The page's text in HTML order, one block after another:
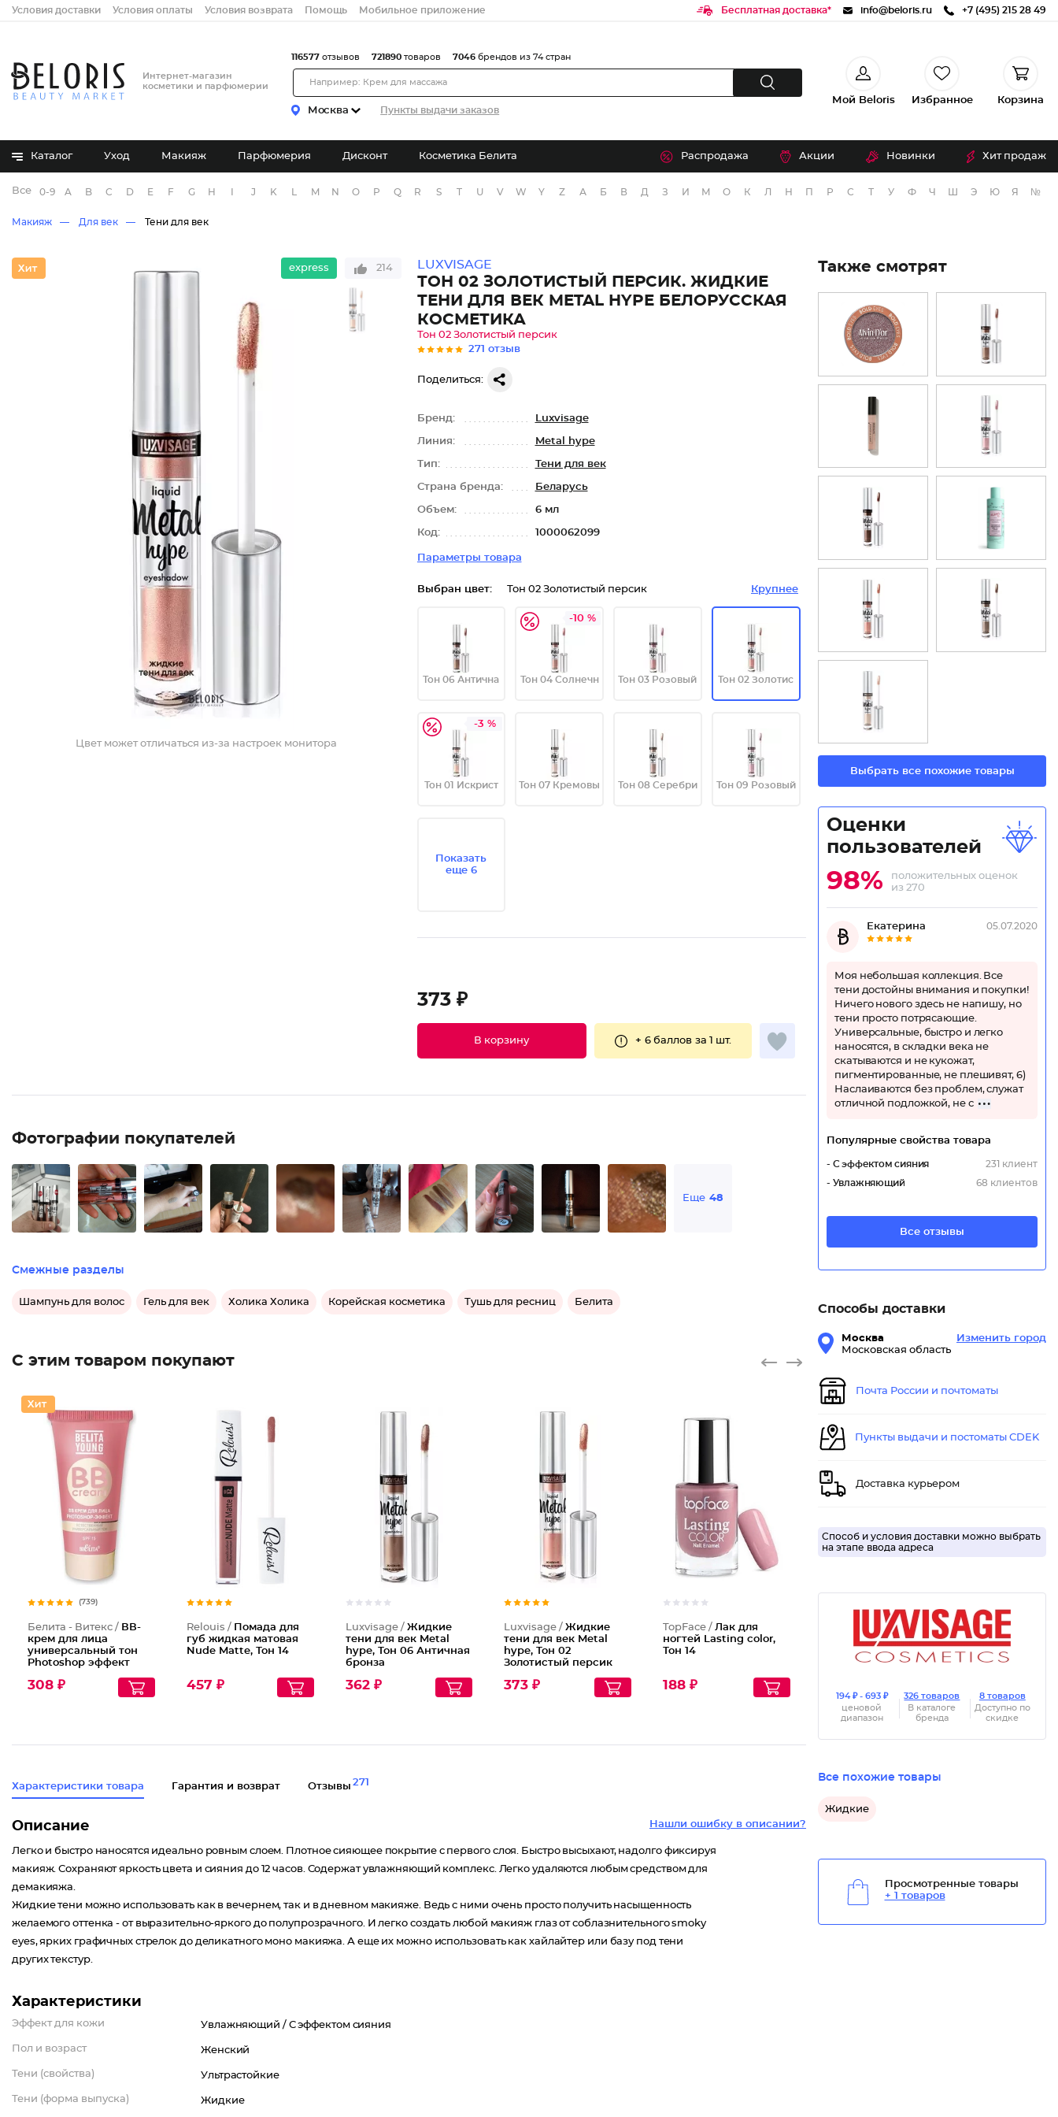
Условия доставки Условия оплаты Условия возврата Помощь Мобильное приложение Бесплатная доставка* info@beloris.ru +7 (495) 215 28 49
Интернет-магазин
косметики и парфюмерии
Москва Пункты выдачи заказов
116577 отзывов 721890 товаров 7046 брендов из 74 стран
Мой Beloris Избранное Корзина
Каталог Уход Макияж Парфюмерия Дисконт Косметика Белита Распродажа Акции Новинки Хит продаж
Все бренды
0-9 A B C D E F G H J K M N O P Q R S T U V W Y Z А Б В Д З И М О К Л Н П Р С Т У Ф Ч Э Ю Я №
Макияж Для век Тени для век
express 214
Цвет может отличаться из-за настроек монитора
LUXVISAGE
ТОН 02 ЗОЛОТИСТЫЙ ПЕРСИК. ЖИДКИЕ
ТЕНИ ДЛЯ ВЕК METAL HYPE БЕЛОРУССКАЯ
КОСМЕТИКА
Тон 02 Золотистый персик
271 отзыв
Поделиться:
Бренд: Luxvisage
Линия: Metal hype
Тип: Тени для век
Страна бренда: Беларусь
Объем: 6 мл
Код: 1000062099
Параметры товара
Выбран цвет: Тон 02 Золотистый персик Крупнее
Тон 06 Антична
-10 %
Тон 04 Солнечн Тон 03 Розовый Тон 02 Золотис
-3 %
Тон 01 Искрист Тон 07 Кремовы Тон 08 Серебри Тон 09 Розовый
Показать
еще 6
373 ₽
В корзину + 6 баллов за 1 шт.
Фотографии покупателей
Еще 48
Смежные разделы
Шампунь для волос Гель для век Холика Холика Корейская косметика Тушь для ресниц Белита
С этим товаром покупают
(739)
Белита - Витекс / ВВ-
крем для лица
универсальный тон
Photoshop эффект
308 ₽
Relouis / Помада для
губ жидкая матовая
Nude Matte, Тон 14
457 ₽
Luxvisage / Жидкие
тени для век Metal
hype, Тон 06 Античная
бронза
362 ₽
Luxvisage /Жидкие
тени для век Metal
hype, Тон 02
Золотистый персик
373 ₽
TopFace /Лак для
ногтей Lasting color,
Тон 14
188 ₽
Характеристики товара Гарантия и возврат Отзывы 271
Нашли ошибку в описании?
Описание
Легко и быстро наносятся идеально ровным слоем. Плотное сияющее покрытие с первого слоя. Быстро высыхают, надолго фиксируя
макияж. Сохраняют яркость цвета и сияния до 12 часов. Содержат увлажняющий комплекс. Легко удаляются любым средством для
демакияжа.
Жидкие тени можно использовать как в вечернем, так и в дневном макияже. Ведь с ними очень просто получить насыщенность
желаемого оттенка - от выразительно-яркого до полупрозрачного. И легко создать любой макияж глаз от соблазнительного smoky
eyes, ярких графичных стрелок до деликатного моно макияжа. А еще их можно использовать как хайлайтер или базу под тени
других текстур.
Характеристики
Эффект для кожи Увлажняющий / С эффектом сияния
Пол и возраст Женский
Тени (свойства) Ультрастойкие
Тени (форма выпуска) Жидкие
Также смотрят
Выбрать все похожие товары
Оценки
пользователей
98%
положительных оценок
из 270
Екатерина 05.07.2020
Моя небольшая коллекция. Все
тени достойны внимания и покупки!
Ничего нового здесь не напишу, но
тени просто потрясающие.
Универсальные, быстро и легко
наносятся, в складки века не
скатываются и не кукожат,
пигментированные, не плешивят, 6)
Наслаиваются без проблем, служат
отличной подложкой, не с
Популярные свойства товара
- С эффектом сияния
231 клиент
- Увлажняющий
68 клиентов
Все отзывы
Способы доставки
Москва
Московская область
Изменить город
Почта России и почтоматы
Пункты выдачи и постоматы CDEK
Доставка курьером
Способ и условия доставки можно выбрать
на этапе ввода адреса
194 ₽ - 693 ₽
ценовой
диапазон
326 товаров
В каталоге
бренда
8 товаров
Доступно по
скидке
Все похожие товары
Жидкие
Просмотренные товары
+ 1 товаров